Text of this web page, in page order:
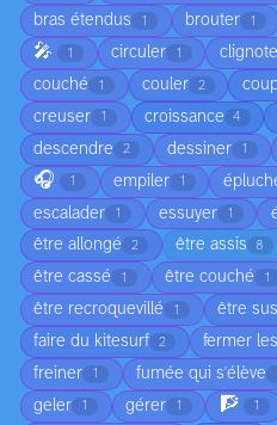
bras étendus 1 brouter 1
🎤 1 circuler 1
couché 1 couler 2
creuser 1 croissance 4
descendre 2 dessiner 1
🎧 1 empiler 1
escalader 1 essuyer 1
être allongé 2 être assis 8
être cassé 1 être couché 1
être recroquevillé 1 être
faire du kitesurf 2 fermer
freiner 1 fumée qui s'élève
geler 1 gérer 1 🧗 1